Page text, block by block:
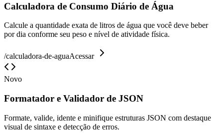
Calculadora de Consumo Diário de Água
Calcule a quantidade exata de litros de água que você deve beber
por dia conforme seu peso e nível de atividade física.
/calculadora-de-aguaAcessar
Novo
Formatador e Validador de JSON
Formate, valide, idente e minifique estruturas JSON com destaque
visual de sintaxe e detecção de erros.